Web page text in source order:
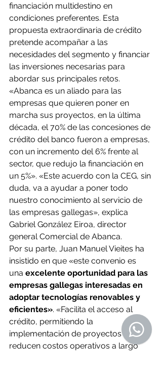
financiación multidestino en
condiciones preferentes. Esta
propuesta extraordinaria de crédito
pretende acompañar a las
necesidades del segmento y financiar
las inversiones necesarias para
abordar sus principales retos.
«Abanca es un aliado para las
empresas que quieren poner en
marcha sus proyectos, en la última
década, el 70% de las concesiones de
crédito del banco fueron a empresas,
con un incremento del 6% frente al
sector, que redujo la financiación en
un 5%». «Este acuerdo con la CEG, sin
duda, va a ayudar a poner todo
nuestro conocimiento al servicio de
las empresas gallegas», explica
Gabriel González Eiroa, director
general Comercial de Abanca.
Por su parte, Juan Manuel Vieites ha
insistido en que «este convenio es
una excelente oportunidad para las
empresas gallegas interesadas en
adoptar tecnologías renovables y
eficientes». «Facilita el acceso al
crédito, permitiendo la
implementación de proyectos que
reducen costos operativos a largo